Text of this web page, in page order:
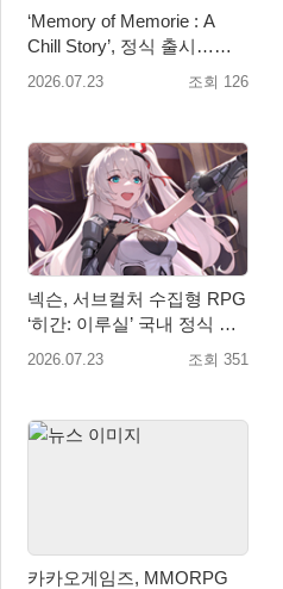
‘Memory of Memorie : A
Chill Story’, 정식 출시…
OST도 동시 발매
2026.07.23 조회 126
넥슨, 서브컬처 수집형 RPG
‘히간: 이루실’ 국내 정식 출
시
2026.07.23 조회 351
카카오게임즈, MMORPG